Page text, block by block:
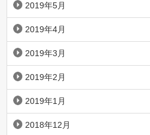
2019年5月
2019年4月
2019年3月
2019年2月
2019年1月
2018年12月